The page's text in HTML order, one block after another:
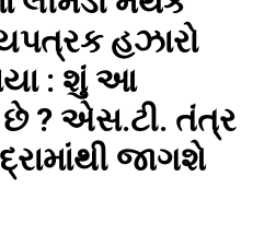
હઝારો
: શું આ
છે ? એસ.ટી. તંત્ર
જાગશે